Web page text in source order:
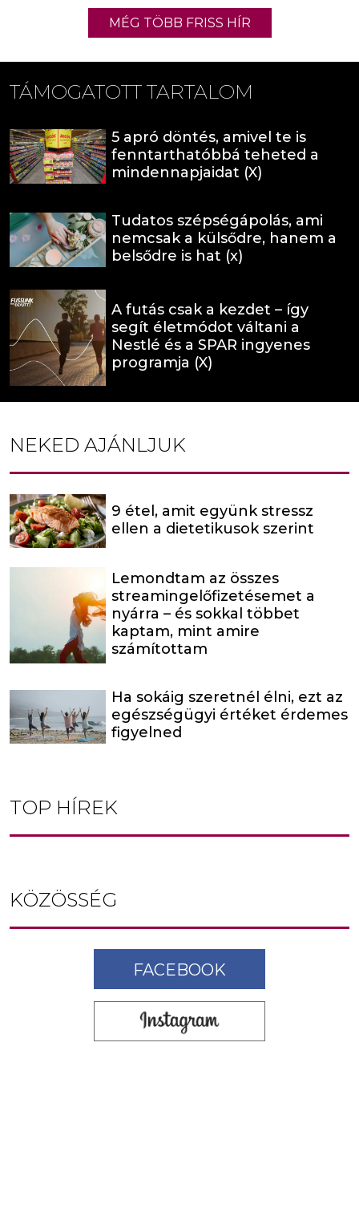
MÉG TÖBB FRISS HÍR
TÁMOGATOTT TARTALOM
5 apró döntés, amivel te is
fenntarthatóbbá teheted a
mindennapjaidat (X)
Tudatos szépségápolás, ami
nemcsak a külsődre, hanem a
belsődre is hat (x)
A futás csak a kezdet – így
segít életmódot váltani a
Nestlé és a SPAR ingyenes
programja (X)
NEKED AJÁNLJUK
9 étel, amit együnk stressz
ellen a dietetikusok szerint
Lemondtam az összes
streamingelőfizetésemet a
nyárra – és sokkal többet
kaptam, mint amire
számítottam
Ha sokáig szeretnél élni, ezt az
egészségügyi értéket érdemes
figyelned
TOP HÍREK
KÖZÖSSÉG
FACEBOOK